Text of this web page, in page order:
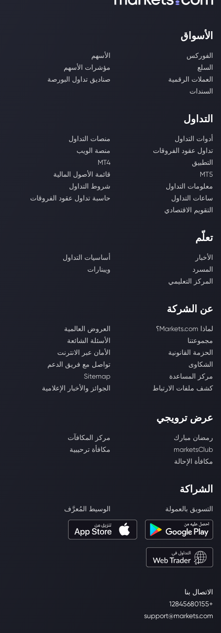
الاتصال بنا
+12845680155
support@markets.com
الأسواق
الفوركس
الأسهم
السلع
مؤشرات الأسهم
العملات الرقمية
صناديق تداول البورصة
السندات
التداول
أدوات التداول
منصات التداول
تداول عقود الفروقات
منصة الويب
التطبيق
MT4
MT5
قائمة الأصول المالية
معلومات التداول
شروط التداول
ساعات التداول
حاسبة تداول عقود الفروقات
التقويم الاقتصادي
تعلّم
الأخبار
أساسيات التداول
المسرد
ويبنارات
المركز التعليمي
عن الشركة
لماذا Markets.com؟
العروض العالمية
مجموعتنا
الأسئلة الشائعة
الحزمة القانونية
الأمان عبر الانترنت
الشكاوى
تواصل مع فريق الدعم
مركز المساعدة
Sitemap
كشف ملفات الارتباط
الجوائز والأخبار الإعلامية
عرض ترويجي
رمضان مبارك
مركز المكافآت
marketsClub
مكافأة ترحيبية
مكافأة الإحالة
الشراكة
التسويق بالعمولة الوسيط المُعرَّف